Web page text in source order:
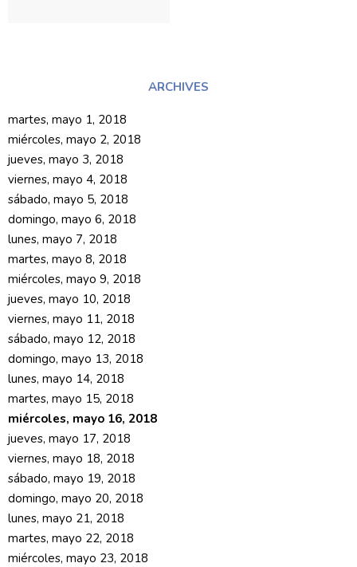
ARCHIVES
martes, mayo 1, 2018
miércoles, mayo 2, 2018
jueves, mayo 3, 2018
viernes, mayo 4, 2018
sábado, mayo 5, 2018
domingo, mayo 6, 2018
lunes, mayo 7, 2018
martes, mayo 8, 2018
miércoles, mayo 9, 2018
jueves, mayo 10, 2018
viernes, mayo 11, 2018
sábado, mayo 12, 2018
domingo, mayo 13, 2018
lunes, mayo 14, 2018
martes, mayo 15, 2018
miércoles, mayo 16, 2018
jueves, mayo 17, 2018
viernes, mayo 18, 2018
sábado, mayo 19, 2018
domingo, mayo 20, 2018
lunes, mayo 21, 2018
martes, mayo 22, 2018
miércoles, mayo 23, 2018